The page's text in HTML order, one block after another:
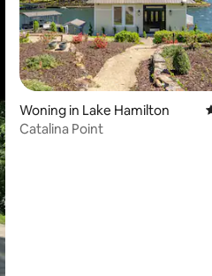
Woning in Lake Hamilton
Catalina Point